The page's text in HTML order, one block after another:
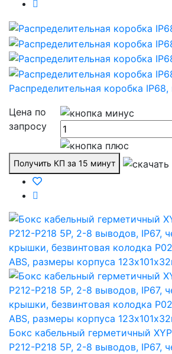
Распределительная коробка
Цена по
запросу
Получить КП за 15 минут
Бокс кабельный герметичный
P212-P218 5P, 2-8 выводов, IP67,